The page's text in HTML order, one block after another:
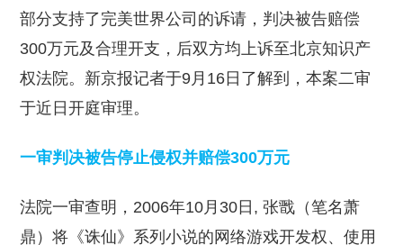
部分支持了完美世界公司的诉请，判决被告赔偿
300万元及合理开支，后双方均上诉至北京知识产
权法院。新京报记者于9月16日了解到，本案二审
于近日开庭审理。
一审判决被告停止侵权并赔偿300万元
法院一审查明，2006年10月30日, 张戬（笔名萧
鼎）将《诛仙》系列小说的网络游戏开发权、使用